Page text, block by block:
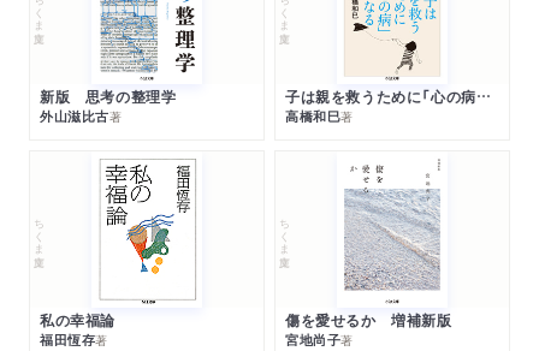
新版 思考の整理学
外山滋比古著
子は親を救うために「心の病」になる
高橋和巳著
ちくま文庫
私の幸福論
福田恆存著
ちくま文庫
傷を愛せるか 増補新版
宮地尚子著